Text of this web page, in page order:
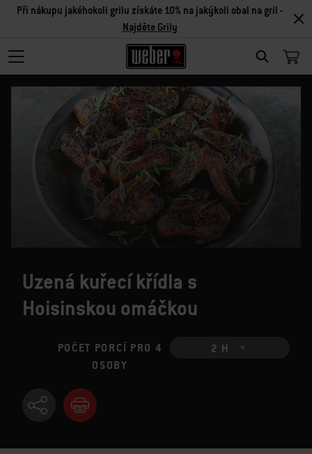
SEARCH
Při nákupu jakéhokoli grilu získáte 10% na jakýkoli obal na gril -
Najděte Grily
Uzená kuřecí křídla s
Hoisinskou omáčkou
POČET PORCÍ PRO 4
OSOBY
2 H